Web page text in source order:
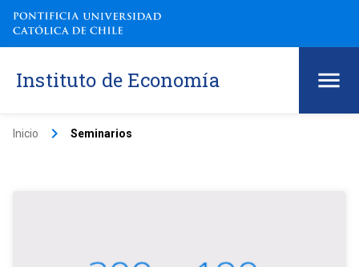
Instituto de Economía
Inicio keyboard_arrow_right Seminarios